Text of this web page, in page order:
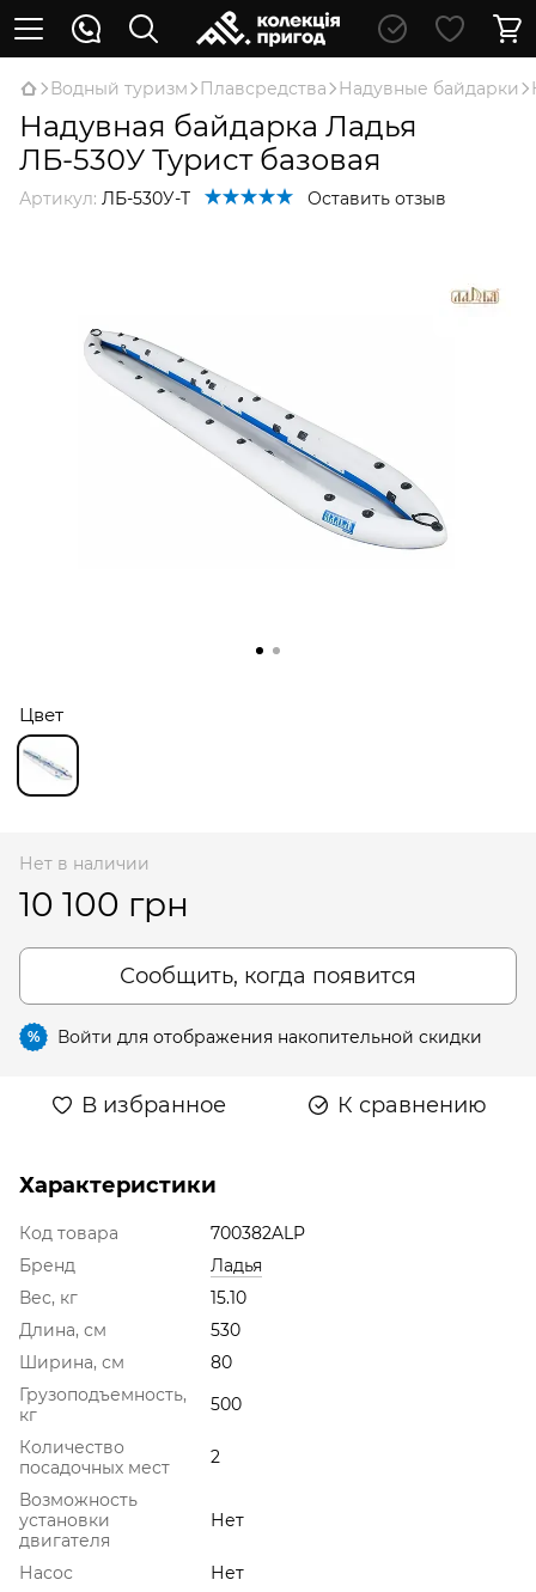
Водный туризм Плавсредства Надувные байдарки
Надувная байдарка Ладья
ЛБ-530У Турист базовая
Артикул: ЛБ-530У-T Оставить отзыв
Цвет
Нет в наличии
10 100 грн
Сообщить, когда появится
% Войти для отображения накопительной скидки
В избранное К сравнению
Характеристики
Код товара
700382ALP
Бренд
Ладья
Вес, кг
15.10
Длина, см
530
Ширина, см
80
Грузоподъемность,
кг
500
Количество
посадочных мест
2
Возможность
установки
двигателя
Нет
Насос
Нет